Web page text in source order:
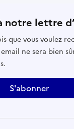
notre lettre
que vous voulez
ne sera bien
S'abonner